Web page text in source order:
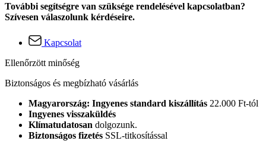
További segítségre van szüksége rendelésével kapcsolatban?
Szívesen válaszolunk kérdéseire.
Kapcsolat
Ellenőrzött minőség
Biztonságos és megbízható vásárlás
Magyarország: Ingyenes standard kiszállítás 22.000 Ft-tól
Ingyenes visszaküldés
Klímatudatosan dolgozunk.
Biztonságos fizetés SSL-titkosítással